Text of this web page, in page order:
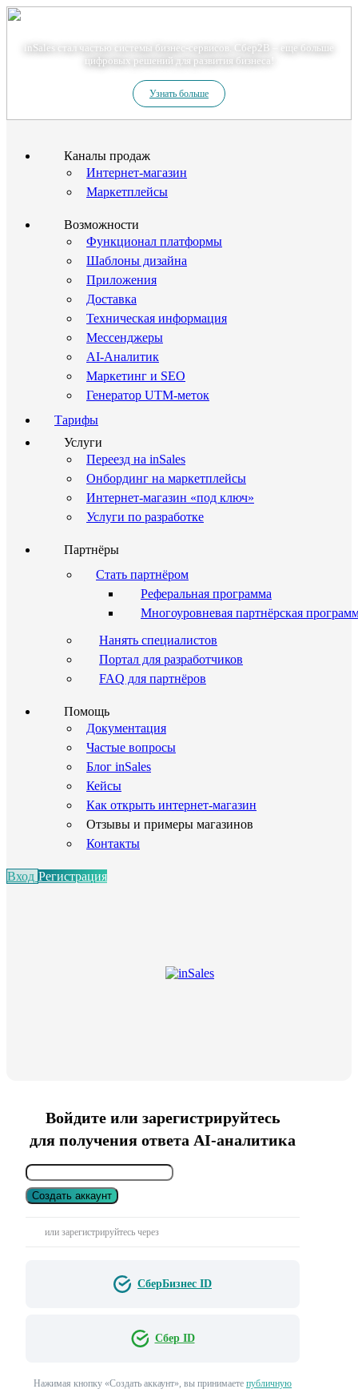
inSales стал частью системы бизнес-сервисов. Сбер2В – еще больше
цифровых решений для развития бизнеса!
Узнать больше
Каналы продаж
Интернет-магазин
Маркетплейсы
Возможности
Функционал платформы
Шаблоны дизайна
Приложения
Доставка
Техническая информация
Мессенджеры
AI-Аналитик
Маркетинг и SEO
Генератор UTM-меток
Тарифы
Услуги
Переезд на inSales
Онбординг на маркетплейсы
Интернет-магазин «под ключ»
Услуги по разработке
Партнёры
Стать партнёром
Реферальная программа
Многоуровневая партнёрская
Нанять специалистов
Портал для разработчиков
FAQ для партнёров
Помощь
Документация
Частые вопросы
Блог inSales
Кейсы
Как открыть интернет-магазин
Отзывы и примеры магазинов
Контакты
Вход Регистрация
Войдите или зарегистрируйтесь
для получения ответа AI-аналитика
Создать аккаунт
или зарегистрируйтесь через
СберБизнес ID
Сбер ID
Нажимая кнопку «Создать аккаунт», вы принимаете публичную